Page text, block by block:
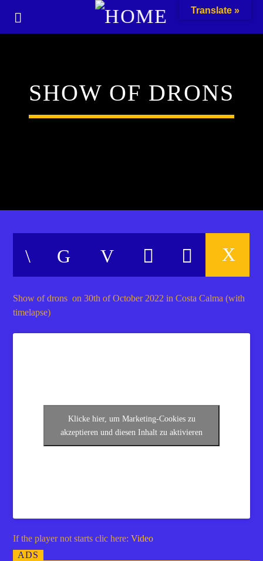
SHOW OF DRONS
Show of drons on 30th of October 2022 in Costa Calma (with
timelapse)
Klicke hier, um Marketing-Cookies zu
akzeptieren und diesen Inhalt zu aktivieren
If the player not starts clic here:Video
ADS
Translate »